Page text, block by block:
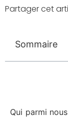
Partager cet
Sommaire
Qui parmi